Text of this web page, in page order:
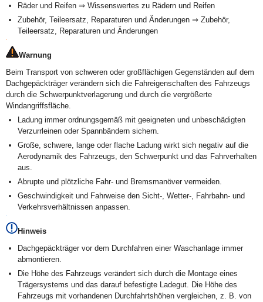
Räder und Reifen ⇒ Wissenswertes zu Rädern und Reifen
Zubehör, Teileersatz, Reparaturen und Änderungen ⇒ Zubehör,
Teileersatz, Reparaturen und Änderungen
Warnung
Beim Transport von schweren oder großflächigen Gegenständen auf dem
Dachgepäckträger verändern sich die Fahreigenschaften des Fahrzeugs
durch die Schwerpunktverlagerung und durch die vergrößerte
Windangriffsfläche.
Ladung immer ordnungsgemäß mit geeigneten und unbeschädigten
Verzurrleinen oder Spannbändern sichern.
Große, schwere, lange oder flache Ladung wirkt sich negativ auf die
Aerodynamik des Fahrzeugs, den Schwerpunkt und das Fahrverhalten
aus.
Abrupte und plötzliche Fahr- und Bremsmanöver vermeiden.
Geschwindigkeit und Fahrweise den Sicht-, Wetter-, Fahrbahn- und
Verkehrsverhältnissen anpassen.
Hinweis
Dachgepäckträger vor dem Durchfahren einer Waschanlage immer
abmontieren.
Die Höhe des Fahrzeugs verändert sich durch die Montage eines
Trägersystems und das darauf befestigte Ladegut. Die Höhe des
Fahrzeugs mit vorhandenen Durchfahrtshöhen vergleichen, z. B. von